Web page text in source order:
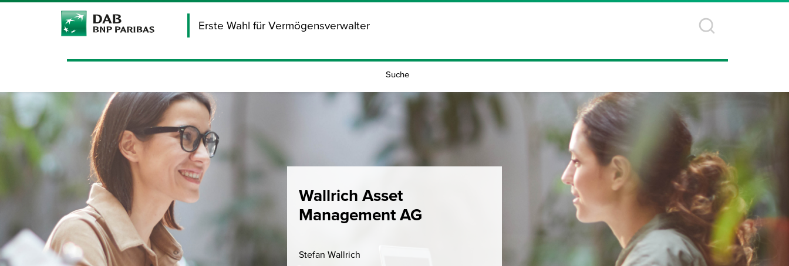
Erste Wahl für Vermögensverwalter
Suche
Wallrich Asset
Management AG
Stefan Wallrich